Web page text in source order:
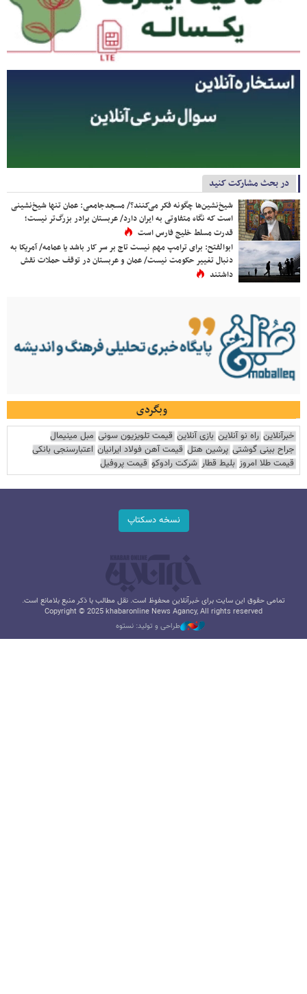
در بحث مشارکت کنید
شیخ‌نشین‌ها چگونه فکر می‌کنند؟/ مسجدجامعی: عمان تنها شیخ‌نشینی
است که نگاه متفاوتی به ایران دارد/ عربستان برادر بزرگ‌تر نیست؛
قدرت مسلط خلیج فارس است
ابوالفتح: برای ترامپ مهم نیست تاج بر سر کار باشد یا عمامه/ آمریکا به
دنبال تغییر حکومت نیست/ عمان و عربستان در توقف حملات نقش
داشتند
وبگردی
خبرآنلاین راه نو آنلاین بازی آنلاین قیمت تلویزیون سونی مبل مینیمال
جراح بینی گوشتی پرشین هتل قیمت آهن فولاد ایرانیان اعتبارسنجی بانکی
قیمت طلا امروز بلیط قطار شرکت رادوکو قیمت پروفیل
نسخه دسکتاپ
تمامی حقوق این سایت برای خبرآنلاین محفوظ است. نقل مطالب با ذکر منبع بلامانع است.
Copyright © 2025 khabaronline News Agancy, All rights reserved
طراحی و تولید: نستوه